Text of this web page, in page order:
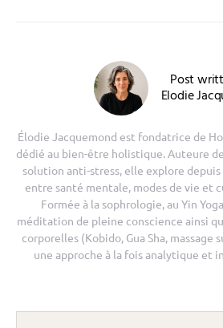
Post
Elodie
Élodie Jacquemond est fondatrice de
dédié au bien-être holistique. Auteure
solution anti-stress, elle explore depuis
entre santé mentale, modes de vie et
Formée à la sophrologie, au Yin
méditation de pleine conscience ainsi
corporelles (Kobido, Gua Sha, massage
une approche à la fois analytique et